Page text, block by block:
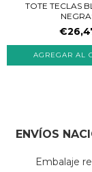
TOTE TECLAS
ENVÍOS
Embalaje